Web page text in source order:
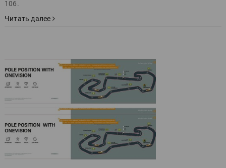
106.
Читать далее